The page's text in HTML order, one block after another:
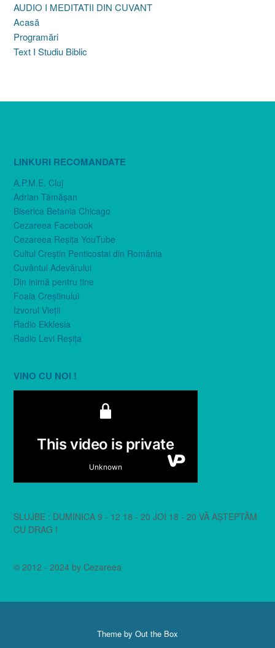
AUDIO I MEDITATII DIN CUVANT
Acasă
Programări
Text I Studiu Biblic
LINKURI RECOMANDATE
A.P.M.E. Cluj
Adrian Tămăşan
Biserica Betania Chicago
Cezareea Facebook
Cezareea Reşiţa YouTube
Cultul Creştin Penticostal din România
Cuvântul Adevărului
Din inimă pentru tine
Foaia Creştinului
Izvorul Vieţii
Radio Ekklesia
Radio Levi Reşiţa
VINO CU NOI !
SLUJBE : DUMINICA 9 - 12 18 - 20 JOI 18 - 20 VĂ AȘTEPTĂM
CU DRAG !
© 2012 - 2024 by Cezareea
Theme by Out the Box